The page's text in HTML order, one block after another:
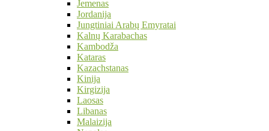
Jemenas
Jordanija
Jungtiniai Arabų Emyratai
Kalnų Karabachas
Kambodža
Kataras
Kazachstanas
Kinija
Kirgizija
Laosas
Libanas
Malaizija